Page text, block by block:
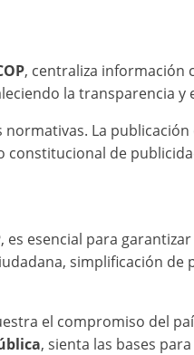
, centraliza información
la transparencia y
La
constitucional de
, es esencial para
simplificación de
el compromiso del
, sienta las bases